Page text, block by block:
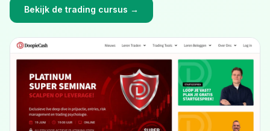
Bekijk de trading cursus →